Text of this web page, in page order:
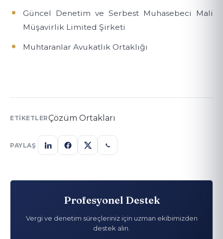
Güncel Denetim ve Serbest Muhasebeci Mali
Müşavirlik Limited Şirketi
Muhtaranlar Avukatlık Ortaklığı
ETIKETLERÇözüm Ortakları
PAYLAŞ
Profesyonel Destek
Vergi ve denetim süreçleriniz için uzman ekibimizden
destek alın.